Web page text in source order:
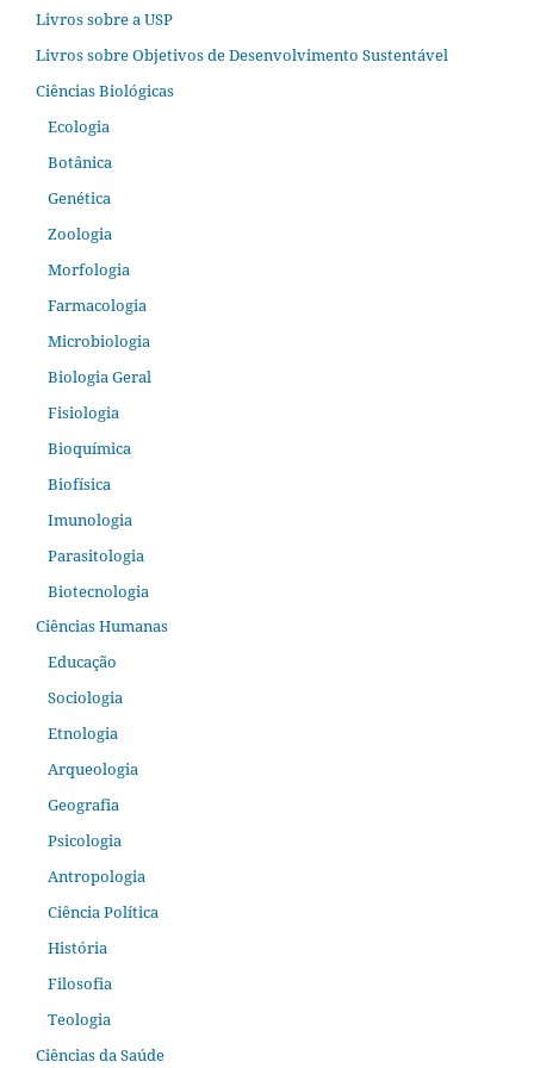
Livros sobre a USP
Livros sobre Objetivos de Desenvolvimento Sustentável
Ciências Biológicas
Ecologia
Botânica
Genética
Zoologia
Morfologia
Farmacologia
Microbiologia
Biologia Geral
Fisiologia
Bioquímica
Biofísica
Imunologia
Parasitologia
Biotecnologia
Ciências Humanas
Educação
Sociologia
Etnologia
Arqueologia
Geografia
Psicologia
Antropologia
Ciência Política
História
Filosofia
Teologia
Ciências da Saúde